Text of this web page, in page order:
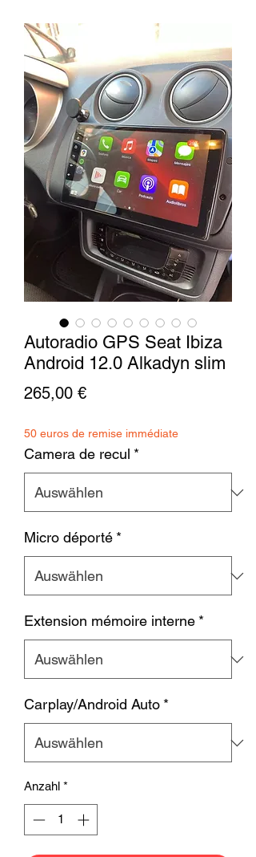
Autoradio GPS Seat Ibiza
Android 12.0 Alkadyn slim
265,00 €Preis
50 euros de remise immédiate
Camera de recul *
Micro déporté *
Extension mémoire interne *
Carplay/Android Auto *
Anzahl *